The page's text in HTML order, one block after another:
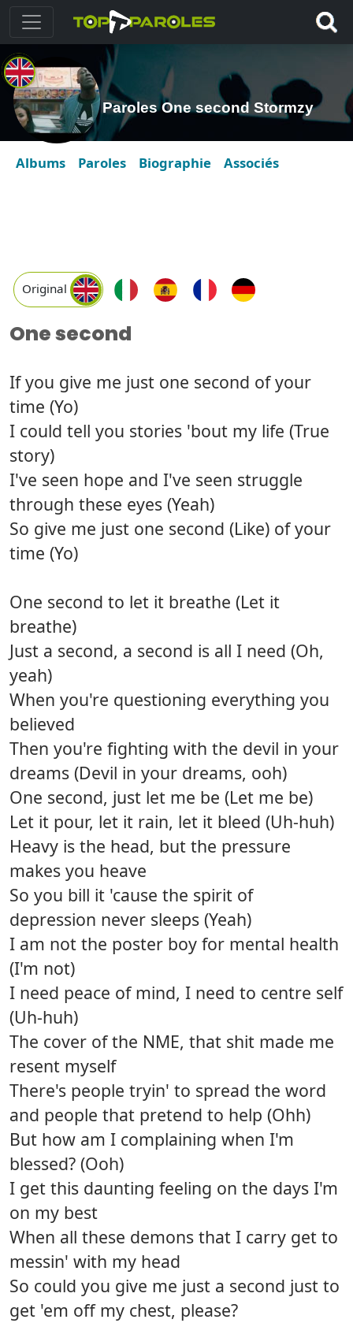
Paroles One second Stormzy
Albums Paroles Biographie Associés
Original
One second
If you give me just one second of your
time (Yo)
I could tell you stories 'bout my life (True
story)
I've seen hope and I've seen struggle
through these eyes (Yeah)
So give me just one second (Like) of your
time (Yo)
One second to let it breathe (Let it
breathe)
Just a second, a second is all I need (Oh,
yeah)
When you're questioning everything you
believed
Then you're fighting with the devil in your
dreams (Devil in your dreams, ooh)
One second, just let me be (Let me be)
Let it pour, let it rain, let it bleed (Uh-huh)
Heavy is the head, but the pressure
makes you heave
So you bill it 'cause the spirit of
depression never sleeps (Yeah)
I am not the poster boy for mental health
(I'm not)
I need peace of mind, I need to centre self
(Uh-huh)
The cover of the NME, that shit made me
resent myself
There's people tryin' to spread the word
and people that pretend to help (Ohh)
But how am I complaining when I'm
blessed? (Ooh)
I get this daunting feeling on the days I'm
on my best
When all these demons that I carry get to
messin' with my head
So could you give me just a second just to
get 'em off my chest, please?